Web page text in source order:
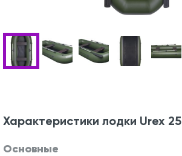
Характеристики лодки Urex 25
Основные